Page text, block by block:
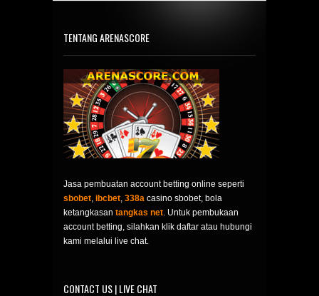
TENTANG ARENASCORE
Jasa pembuatan account betting online seperti
sbobet, ibcbet, 338a casino sbobet, bola
ketangkasan tangkas net. Untuk pembukaan
account betting, silahkan klik daftar atau hubungi
kami melalui live chat.
CONTACT US | LIVE CHAT